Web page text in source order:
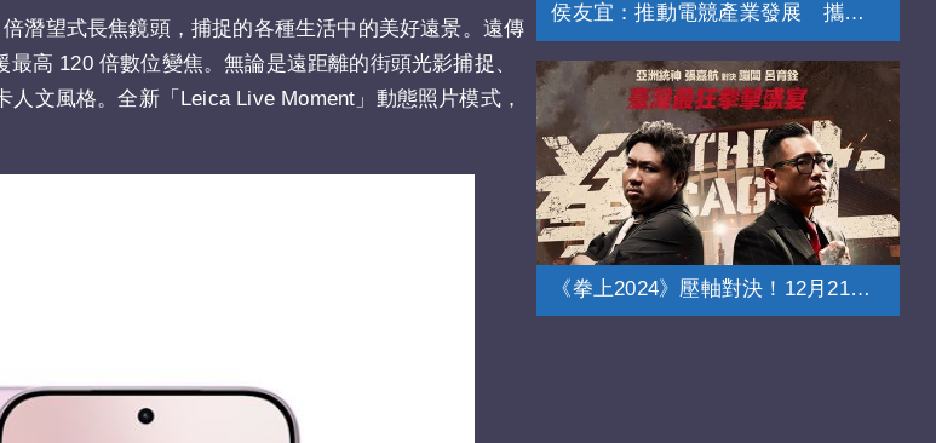
潛望式長焦鏡頭，捕捉的各種生活中的美好遠景。遠傳
高 120 倍數位變焦。無論是遠距離的街頭光影捕捉、
文風格。全新「Leica Live Moment」動態照片模式，
侯友宜：推動電競產業發展 攜手總會育才
《拳上2024》壓軸對決！12月21日登場